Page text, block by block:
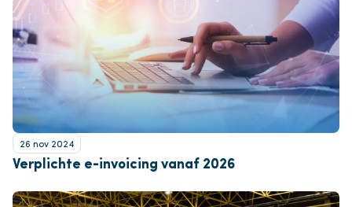
26 nov 2024
Verplichte e-invoicing vanaf 2026